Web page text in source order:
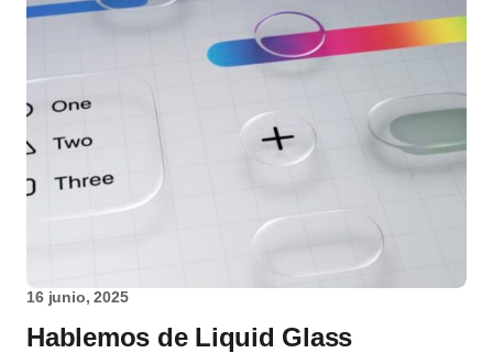
16 junio, 2025
Hablemos de Liquid Glass